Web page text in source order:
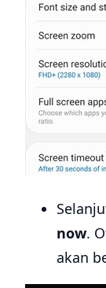
now.
akan